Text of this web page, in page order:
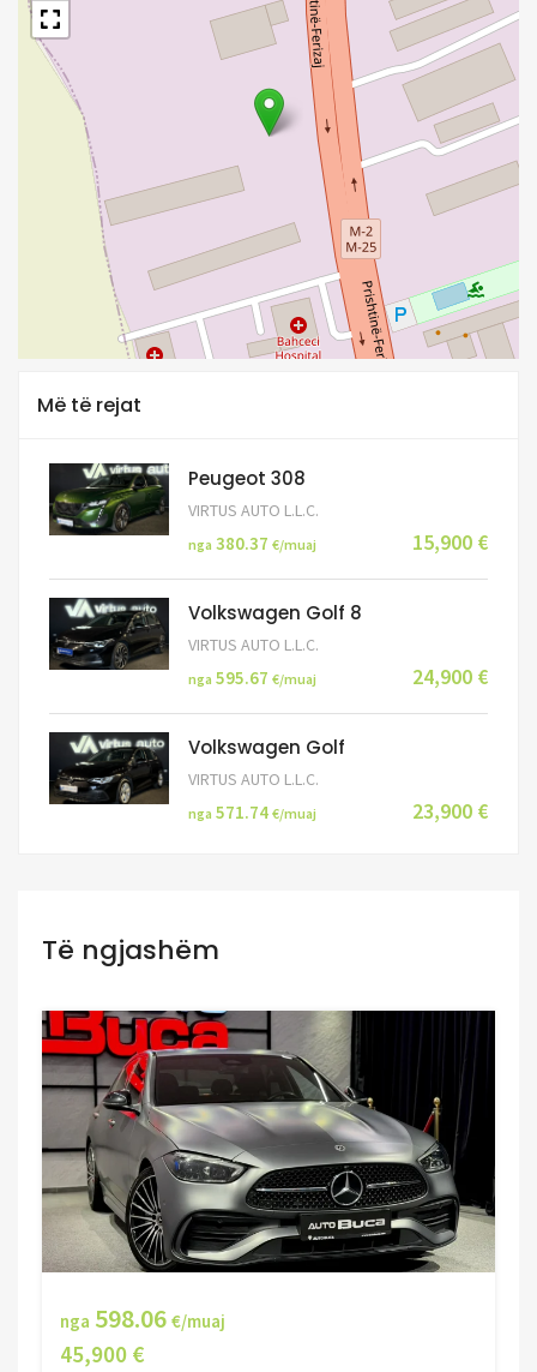
Më të rejat
Peugeot 308
VIRTUS AUTO L.L.C.
nga 380.37 €/muaj 15,900 €
Volkswagen Golf 8
VIRTUS AUTO L.L.C.
nga 595.67 €/muaj 24,900 €
Volkswagen Golf
VIRTUS AUTO L.L.C.
nga 571.74 €/muaj 23,900 €
Të ngjashëm
nga 598.06 €/muaj
45,900 €